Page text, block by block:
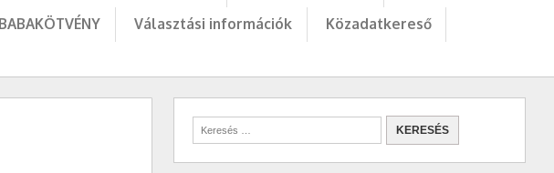
BABAKÖTVÉNY Választási információk
Közadatkereső